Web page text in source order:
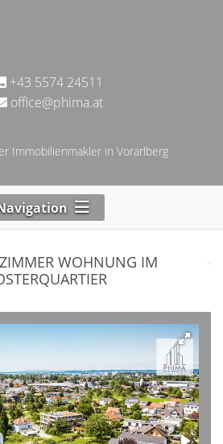
+43 5574 24511
office@phima.at
Immobilienmakler in Vorarlberg
WOHNUNG IM K